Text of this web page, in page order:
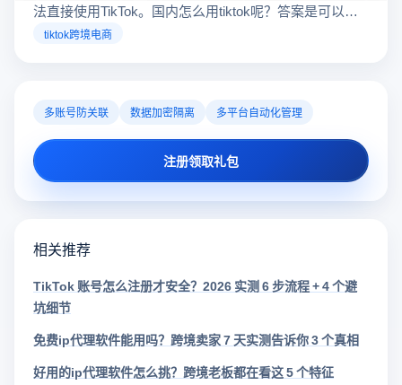
法直接使用TikTok。国内怎么用tiktok呢？答案是可以
的，如果您想在中国打开国际市场并推广商品，可以借
tiktok跨境电商
多账号防关联 数据加密隔离 多平台自动化管理
注册领取礼包
相关推荐
TikTok 账号怎么注册才安全？2026 实测 6 步流程 + 4 个避
坑细节
免费ip代理软件能用吗？跨境卖家 7 天实测告诉你 3 个真相
好用的ip代理软件怎么挑？跨境老板都在看这 5 个特征